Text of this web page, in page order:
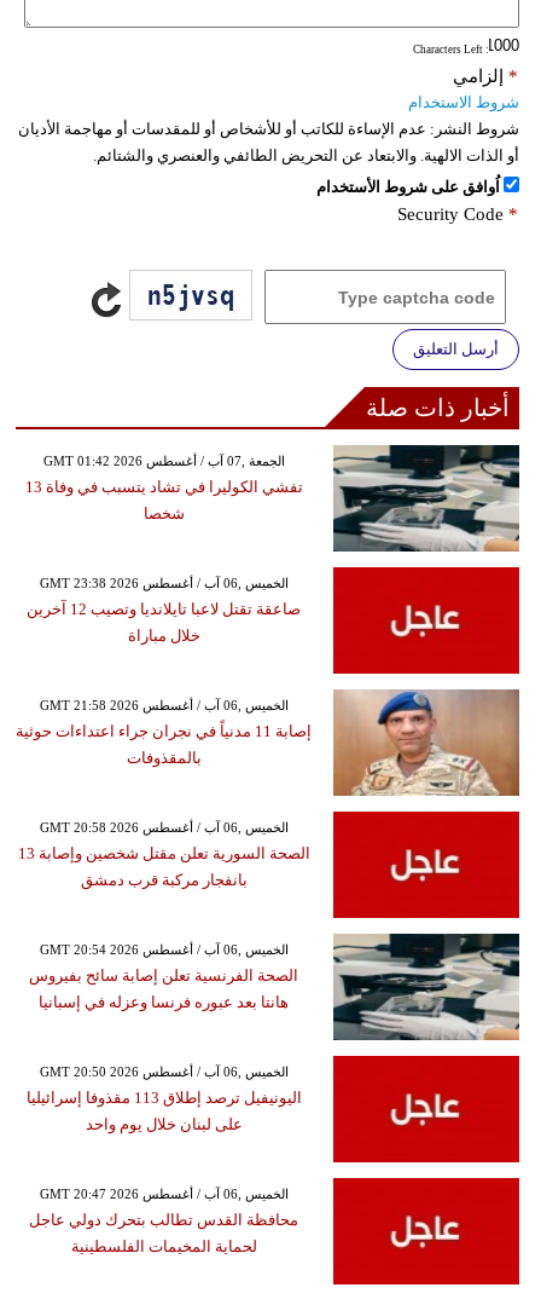
: Characters Left
إلزامي *
شروط الاستخدام
شروط النشر: عدم الإساءة للكاتب أو للأشخاص أو للمقدسات أو مهاجمة الأديان
أو الذات الالهية. والابتعاد عن التحريض الطائفي والعنصري والشتائم.
اُوافق على شروط الأستخدام
Security Code *
أرسل التعليق
أخبار ذات صلة
GMT 01:42 2026 الجمعة ,07 آب / أغسطس
تفشي الكوليرا في تشاد يتسبب في وفاة 13
شخصا
GMT 23:38 2026 الخميس ,06 آب / أغسطس
صاعقة تقتل لاعبا تايلانديا وتصيب 12 آخرين
خلال مباراة
GMT 21:58 2026 الخميس ,06 آب / أغسطس
إصابة 11 مدنياً في نجران جراء اعتداءات حوثية
بالمقذوفات
GMT 20:58 2026 الخميس ,06 آب / أغسطس
الصحة السورية تعلن مقتل شخصين وإصابة 13
بانفجار مركبة قرب دمشق
GMT 20:54 2026 الخميس ,06 آب / أغسطس
الصحة الفرنسية تعلن إصابة سائح بفيروس
هانتا بعد عبوره فرنسا وعزله في إسبانيا
GMT 20:50 2026 الخميس ,06 آب / أغسطس
اليونيفيل ترصد إطلاق 113 مقذوفا إسرائيليا
على لبنان خلال يوم واحد
GMT 20:47 2026 الخميس ,06 آب / أغسطس
محافظة القدس تطالب بتحرك دولي عاجل
لحماية المخيمات الفلسطينية